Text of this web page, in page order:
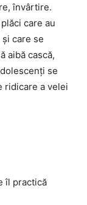
învârtire.
care au
care se
aibă cască,
se
ridicare a velei
îl practică